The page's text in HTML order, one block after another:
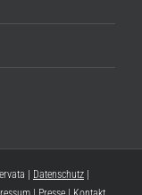
| Datenschutz